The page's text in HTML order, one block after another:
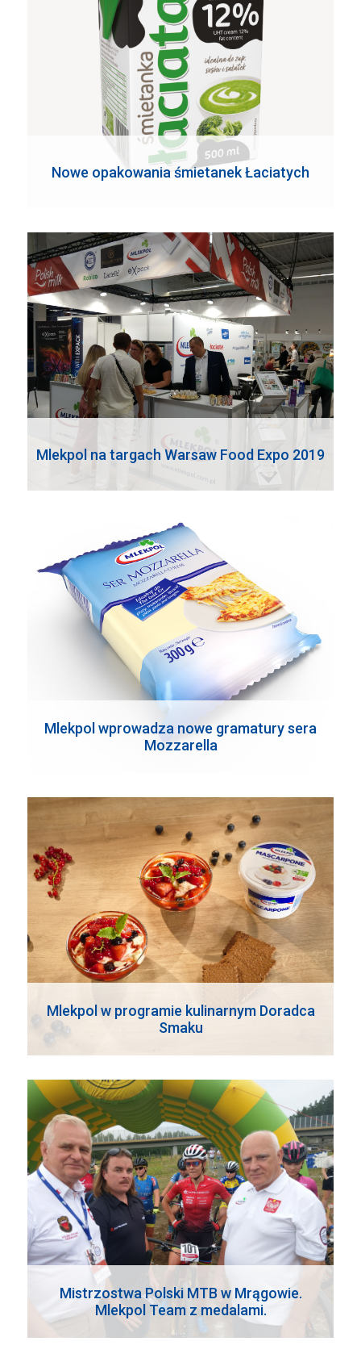
Nowe opakowania śmietanek Łaciatych
Mlekpol na targach Warsaw Food Expo 2019
Mlekpol wprowadza nowe gramatury sera
Mozzarella
Mlekpol w programie kulinarnym Doradca
Smaku
Mistrzostwa Polski MTB w Mrągowie.
Mlekpol Team z medalami.